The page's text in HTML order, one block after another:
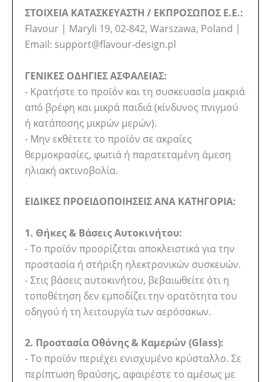
ΣΤΟΙΧΕΙΑ ΚΑΤΑΣΚΕΥΑΣΤΗ / ΕΚΠΡΟΣΩΠΟΣ Ε.Ε.:
Flavour | Maryli 19, 02-842, Warszawa, Poland |
Email: support@flavour-design.pl
ΓΕΝΙΚΕΣ ΟΔΗΓΙΕΣ ΑΣΦΑΛΕΙΑΣ:
- Κρατήστε το προϊόν και τη συσκευασία μακριά
από βρέφη και μικρά παιδιά (κίνδυνος πνιγμού
ή κατάποσης μικρών μερών).
- Μην εκθέτετε το προϊόν σε ακραίες
θερμοκρασίες, φωτιά ή παρατεταμένη άμεση
ηλιακή ακτινοβολία.
ΕΙΔΙΚΕΣ ΠΡΟΕΙΔΟΠΟΙΗΣΕΙΣ ΑΝΑ ΚΑΤΗΓΟΡΙΑ:
1. Θήκες & Βάσεις Αυτοκινήτου:
- Το προϊόν προορίζεται αποκλειστικά για την
προστασία ή στήριξη ηλεκτρονικών συσκευών.
- Στις βάσεις αυτοκινήτου, βεβαιωθείτε ότι η
τοποθέτηση δεν εμποδίζει την ορατότητα του
οδηγού ή τη λειτουργία των αερόσακων.
2. Προστασία Οθόνης & Καμερών (Glass):
- Το προϊόν περιέχει ενισχυμένο κρύσταλλο. Σε
περίπτωση θραύσης, αφαιρέστε το αμέσως με